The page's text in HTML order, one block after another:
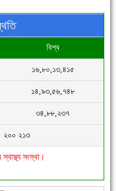
বিশ্ব
১৬,৮০,১৩,৪১৫
১৪,৯৩,৫৬,৭৪৮
৩৪,৮৮,২৩৭
২০০ ২১৩
সংস্থা।